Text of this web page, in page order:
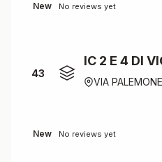
New No reviews yet
43
IC 2 E 4 DI
VIA
New No reviews yet